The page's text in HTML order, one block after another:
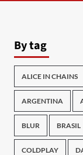
By tag
ALICE IN CHAINS
ARGENTINA
BLUR BRASIL
COLDPLAY